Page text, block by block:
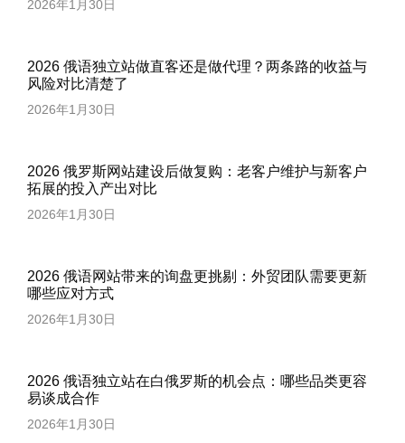
2026年1月30日
2026 俄语独立站做直客还是做代理？两条路的收益与
风险对比清楚了
2026年1月30日
2026 俄罗斯网站建设后做复购：老客户维护与新客户
拓展的投入产出对比
2026年1月30日
2026 俄语网站带来的询盘更挑剔：外贸团队需要更新
哪些应对方式
2026年1月30日
2026 俄语独立站在白俄罗斯的机会点：哪些品类更容
易谈成合作
2026年1月30日